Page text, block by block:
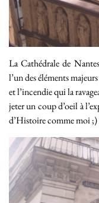
La Cathédrale de
l’un des éléments
et l’incendie qui la
jeter un coup d’oeil à
d’Histoire comme moi ;)